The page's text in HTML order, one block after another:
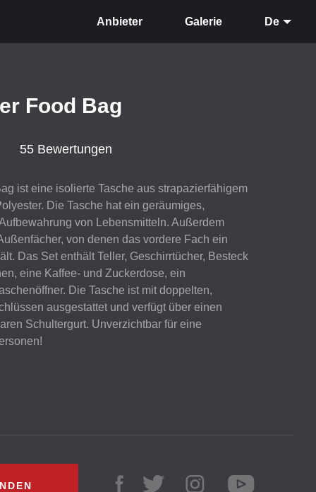
Anbieter Galerie De
Food Bag
55 Bewertungen
ist eine isolierte Tasche aus strapazierfähigem
Die Tasche hat ein geräumiges,
von Lebensmitteln. Außerdem
von denen das vordere Fach ein
Das Set enthält Teller, Geschirrtücher, Besteck
eine Kaffee- und Zuckerdose, ein
Die Tasche ist mit doppelten,
ausgestattet und verfügt über einen
Schultergurt. Unverzichtbar für eine